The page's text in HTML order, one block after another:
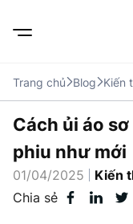
Trang chủ Blog Kiến
Cách ủi áo
phiu như mới
01/04/2025
Kiến
Chia sẻ